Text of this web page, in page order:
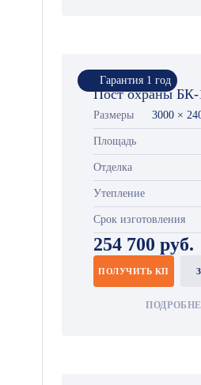
Гарантия 1 год
Пост охраны БК-
Размеры 3000 ×
Площадь
Отделка
Утепление
Срок изготовления
254 700 руб.
ПОЛУЧИТЬ КП